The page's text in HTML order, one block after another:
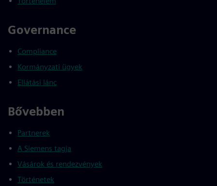
Governance
Compliance
Kormányzati ügyek
Ellátási lánc
Bővebben
Partnerek
A Siemens tagja
Vásárok és rendezvények
Történetek